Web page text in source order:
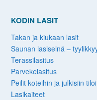
KODIN LASIT
Takan ja kiukaan lasit
Saunan lasiseinä –
Terassilasitus
Parvekelasitus
Peilit koteihin ja julkisiin
Lasikaiteet